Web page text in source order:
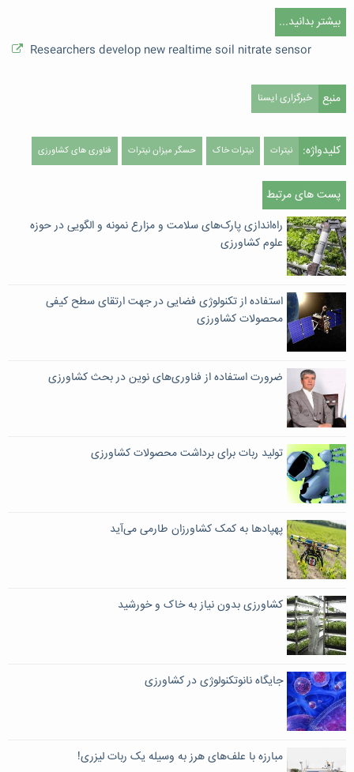
بیشتر بدانید...
Researchers develop new realtime soil nitrate sensor
منبع خبرگزاری ایسنا
کلیدواژه: نیترات نیترات خاک حسگر میزان نیترات فناوری های کشاورزی
پست های مرتبط
راه‌اندازی پارک‌های سلامت و مزارع نمونه و الگویی در حوزه
علوم کشاورزی
استفاده از تکنولوژی فضایی در جهت ارتقای سطح کیفی
محصولات کشاورزی
ضرورت استفاده از فناوری‌های نوین در بحث کشاورزی
تولید ربات برای برداشت محصولات کشاورزی
پهپادها به کمک کشاورزان طارمی می‌آید
کشاورزی بدون نیاز به خاک و خورشید
جایگاه نانوتکنولوژی در کشاورزی
مبارزه با علف‌های هرز به وسیله یک ربات لیزری!